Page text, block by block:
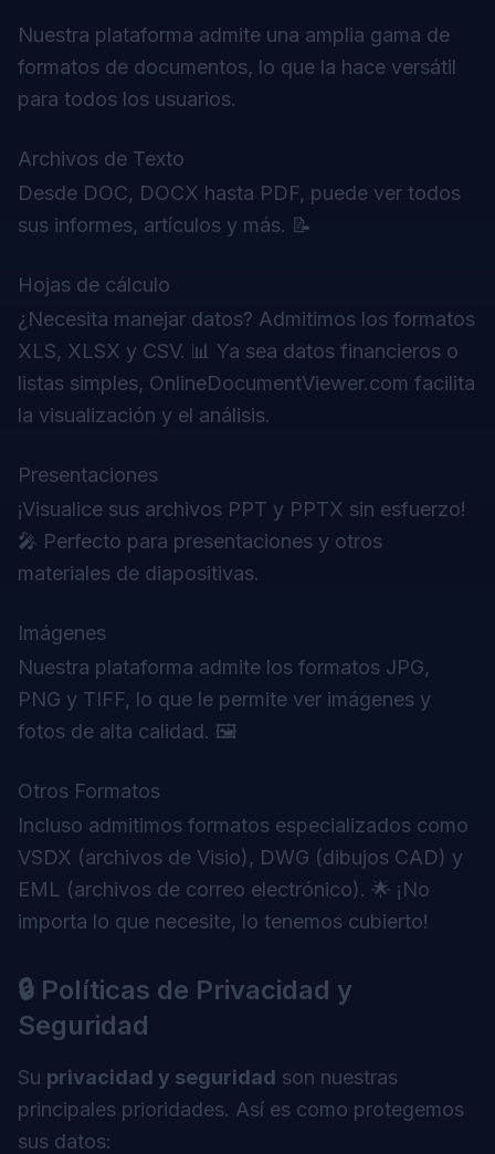
Nuestra plataforma admite una amplia gama de
formatos de documentos, lo que la hace versátil
para todos los usuarios.
Archivos de Texto
Desde DOC, DOCX hasta PDF, puede ver todos
sus informes, artículos y más. 📝
Hojas de cálculo
¿Necesita manejar datos? Admitimos los formatos
XLS, XLSX y CSV. 📊 Ya sea datos financieros o
listas simples, OnlineDocumentViewer.com facilita
la visualización y el análisis.
Presentaciones
¡Visualice sus archivos PPT y PPTX sin esfuerzo!
🎤 Perfecto para presentaciones y otros
materiales de diapositivas.
Imágenes
Nuestra plataforma admite los formatos JPG,
PNG y TIFF, lo que le permite ver imágenes y
fotos de alta calidad. 🖼️
Otros Formatos
Incluso admitimos formatos especializados como
VSDX (archivos de Visio), DWG (dibujos CAD) y
EML (archivos de correo electrónico). 🌟 ¡No
importa lo que necesite, lo tenemos cubierto!
🔒 Políticas de Privacidad y
Seguridad
Su privacidad y seguridad son nuestras
principales prioridades. Así es como protegemos
sus datos: